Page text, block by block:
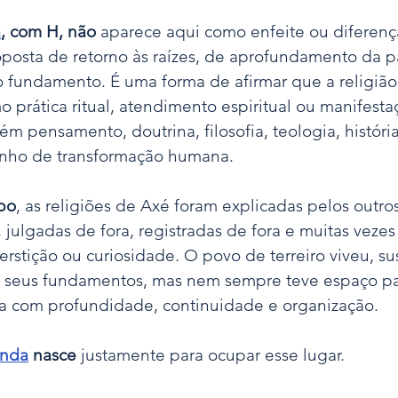
, com H, não aparece aqui como enfeite ou
de retorno às raízes, de aprofundamento da
fundamento. É uma forma de afirmar que a
prática ritual, atendimento espiritual ou
pensamento, doutrina, filosofia, teologia,
de transformação humana.
, as religiões de Axé foram explicadas pelos
julgadas de fora, registradas de fora e muitas
ou curiosidade. O povo de terreiro viveu,
fundamentos, mas nem sempre teve espaço
com profundidade, continuidade e organização.
nasce justamente para ocupar esse lugar.